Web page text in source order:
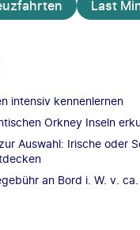
Last
intensiv kennenlernen
Orkney Inseln
Auswahl: Irische oder
an Bord i. W. v. ca.